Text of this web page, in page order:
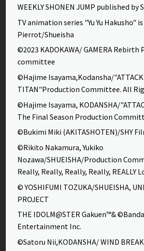
WEEKLY SHONEN JUMP published by
TV animation series "Yu Yu Hakusho"
Pierrot/Shueisha
©2023 KADOKAWA/ GAMERA Rebirth
committee
©Hajime Isayama,Kodansha/"ATTACK
TITAN"Production Committee. All
©Hajime Isayama, KODANSHA/
The Final Season Production
©Bukimi Miki (AKITASHOTEN)/SHY
©Rikito Nakamura, Yukiko
Nozawa/SHUEISHA/Production
Really, Really, Really, Really, REALLY
© YOSHIFUMI TOZUKA/SHUEISHA,
PROJECT
THE IDOLM@STER Gakuen™&
Entertainment Inc.
©Satoru Nii,KODANSHA/ WIND